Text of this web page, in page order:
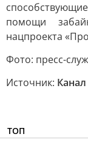
помощи
нацпроекта
Фото: пресс-
Источник:
ТОП